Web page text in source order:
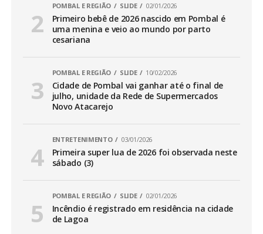
POMBAL E REGIÃO SLIDE 02/01/2026
Primeiro bebê de 2026 nascido em Pombal é
uma menina e veio ao mundo por parto
cesariana
POMBAL E REGIÃO SLIDE 10/02/2026
Cidade de Pombal vai ganhar até o final de
julho, unidade da Rede de Supermercados
Novo Atacarejo
ENTRETENIMENTO 03/01/2026
Primeira super lua de 2026 foi observada neste
sábado (3)
POMBAL E REGIÃO SLIDE 02/01/2026
Incêndio é registrado em residência na cidade
de Lagoa